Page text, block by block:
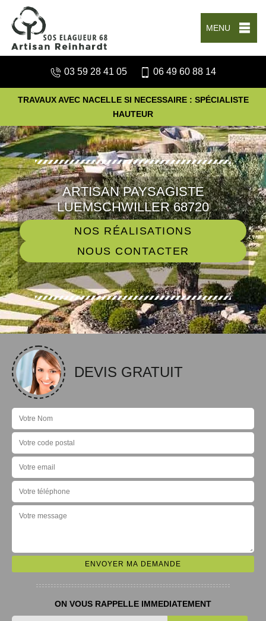
MENU
03 59 28 41 05 06 49 60 88 14
TRAVAUX AVEC NACELLE SI NECESSAIRE : SPÉCIALISTE
HAUTEUR
ARTISAN PAYSAGISTE
LUEMSCHWILLER 68720
NOS RÉALISATIONS
NOUS CONTACTER
DEVIS GRATUIT
ON VOUS RAPPELLE IMMEDIATEMENT